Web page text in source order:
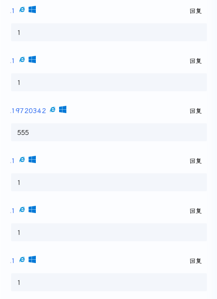
1 回复
1
1 回复
1
19720342 回复
555
1 回复
1
1 回复
1
1 回复
1